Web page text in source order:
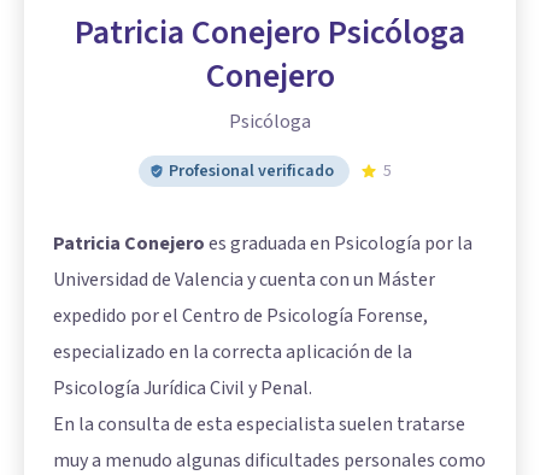
Patricia Conejero Psicóloga
Conejero
Psicóloga
Profesional verificado 5
Patricia Conejeroes graduada en Psicología por la
Universidad de Valencia y cuenta con un Máster
expedido por el Centro de Psicología Forense,
especializado en la correcta aplicación de la
Psicología Jurídica Civil y Penal.
En la consulta de esta especialista suelen tratarse
muy a menudo algunas dificultades personales como